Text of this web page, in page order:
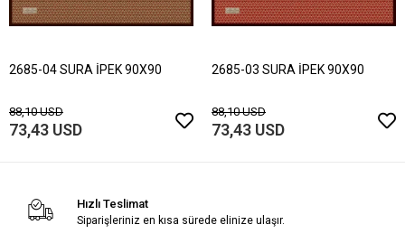
2685-04 SURA İPEK 90X90
88,10 USD
73,43 USD
2685-03 SURA İPEK 90X90
88,10 USD
73,43 USD
Hızlı Teslimat
Siparişleriniz en kısa sürede elinize ulaşır.